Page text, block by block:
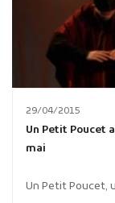
29/04/2015
Un Petit Poucet
mai
Un Petit Poucet,